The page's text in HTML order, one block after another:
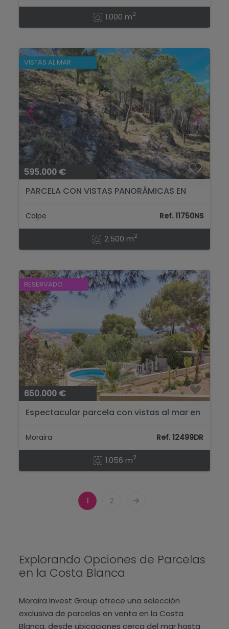
1.000 m2
VISTAS AL MAR
595.000 €
PARCELA CON VISTAS PANORÁMICAS EN
Calpe Ref. 11750NS
2.500 m2
RESERVADO
650.000 €
Espectacular parcela con vistas al mar en
centro...
Moraira Ref. 12499DR
1.056 m2
1 2
Explorando Opciones de Parcelas
en la Costa Blanca
Moraira Invest Group ofrece una selección
exclusiva de parcelas en venta en la Costa
Blanca, desde ubicaciones cerca del mar hasta